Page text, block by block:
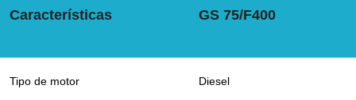
Características GS 75/F400
Tipo de motor Diesel